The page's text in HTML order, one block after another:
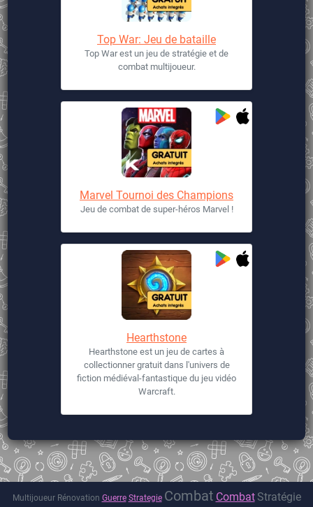
Top War: Jeu de bataille
Top War est un jeu de stratégie et de
combat multijoueur.
Marvel Tournoi des Champions
Jeu de combat de super-héros Marvel !
Hearthstone
Hearthstone est un jeu de cartes à
collectionner gratuit dans l'univers de
fiction médiéval-fantastique du jeu vidéo
Warcraft.
Multijoueur Rénovation Guerre Strategie Combat Combat Stratégie